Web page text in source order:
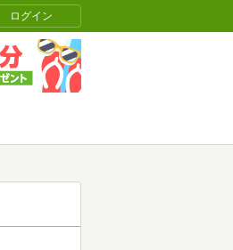
ログイン